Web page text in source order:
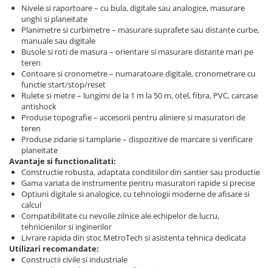
Nivele si raportoare – cu bula, digitale sau analogice, masurare
unghi si planeitate
Planimetre si curbimetre – masurare suprafete sau distante curbe,
manuale sau digitale
Busole si roti de masura – orientare si masurare distante mari pe
teren
Contoare si cronometre – numaratoare digitale, cronometrare cu
functie start/stop/reset
Rulete si metre – lungimi de la 1 m la 50 m, otel, fibra, PVC, carcase
antishock
Produse topografie – accesorii pentru aliniere si masuratori de
teren
Produse zidarie si tamplarie – dispozitive de marcare si verificare
planeitate
Avantaje si functionalitati:
Constructie robusta, adaptata conditiilor din santier sau productie
Gama variata de instrumente pentru masuratori rapide si precise
Optiuni digitale si analogice, cu tehnologii moderne de afisare si
calcul
Compatibilitate cu nevoile zilnice ale echipelor de lucru,
tehnicienilor si inginerilor
Livrare rapida din stoc MetroTech si asistenta tehnica dedicata
Utilizari recomandate:
Constructii civile si industriale